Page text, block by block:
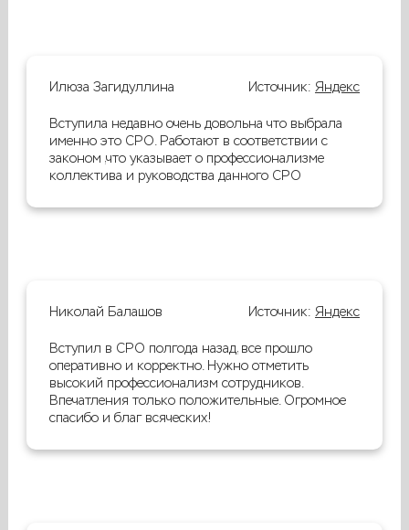
Илюза Загидуллина Источник:Яндекс
Вступила недавно очень довольна что выбрала
именно это СРО. Работают в соответствии с
законом ,что указывает о профессионализме
коллектива и руководства данного СРО
Николай Балашов Источник:Яндекс
Вступил в СРО полгода назад, все прошло
оперативно и корректно. Нужно отметить
высокий профессионализм сотрудников.
Впечатления только положительные. Огромное
спасибо и благ всяческих!